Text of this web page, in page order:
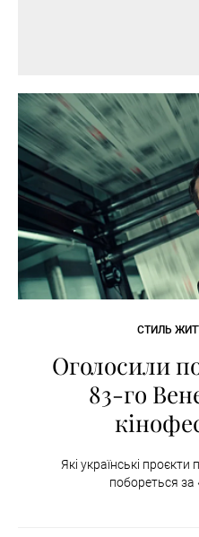
СТИЛЬ
Оголосили
83-го
Які українські проєкти
побореться за